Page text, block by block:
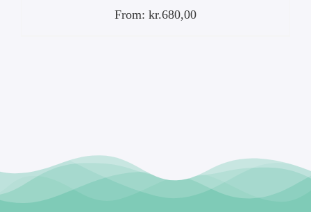
From: kr.680,00